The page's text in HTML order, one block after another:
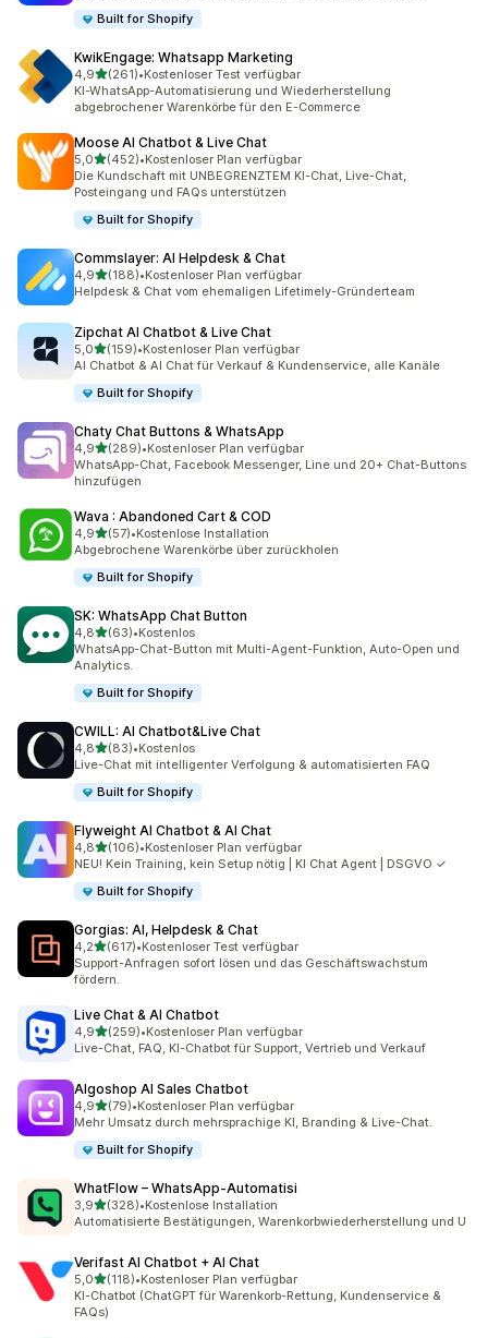
Built for Shopify
KwikEngage: Whatsapp Marketing
4,9von 5 Sternen
(261)
261 Rezensionen insgesamt
•Kostenloser Test verfügbar
KI-WhatsApp-Automatisierung und Wiederherstellung
abgebrochener Warenkörbe für den E-Commerce
Moose AI Chatbot & Live Chat
5,0von 5 Sternen
(452)
452 Rezensionen insgesamt
•Kostenloser Plan verfügbar
Die Kundschaft mit UNBEGRENZTEM KI-Chat, Live-Chat,
Posteingang und FAQs unterstützen
Built for Shopify
Commslayer: AI Helpdesk & Chat
4,9von 5 Sternen
(188)
188 Rezensionen insgesamt
•Kostenloser Plan verfügbar
Helpdesk & Chat vom ehemaligen Lifetimely-Gründerteam
Zipchat AI Chatbot & Live Chat
5,0von 5 Sternen
(159)
159 Rezensionen insgesamt
•Kostenloser Plan verfügbar
AI Chatbot & AI Chat für Verkauf & Kundenservice, alle Kanäle
Built for Shopify
Chaty Chat Buttons & WhatsApp
4,9von 5 Sternen
(289)
289 Rezensionen insgesamt
•Kostenloser Plan verfügbar
WhatsApp-Chat, Facebook Messenger, Line und 20+ Chat-Buttons
hinzufügen
Wava : Abandoned Cart & COD
4,9von 5 Sternen
(57)
57 Rezensionen insgesamt
•Kostenlose Installation
Abgebrochene Warenkörbe über zurückholen
Built for Shopify
SK: WhatsApp Chat Button
4,8von 5 Sternen
(63)
63 Rezensionen insgesamt
•Kostenlos
WhatsApp-Chat-Button mit Multi-Agent-Funktion, Auto-Open und
Analytics.
Built for Shopify
CWILL: AI Chatbot&Live Chat
4,8von 5 Sternen
(83)
83 Rezensionen insgesamt
•Kostenlos
Live-Chat mit intelligenter Verfolgung & automatisierten FAQ
Built for Shopify
Flyweight AI Chatbot & AI Chat
4,8von 5 Sternen
(106)
106 Rezensionen insgesamt
•Kostenloser Plan verfügbar
NEU! Kein Training, kein Setup nötig | KI Chat Agent | DSGVO ✓
Built for Shopify
Gorgias: AI, Helpdesk & Chat
4,2von 5 Sternen
(617)
617 Rezensionen insgesamt
•Kostenloser Test verfügbar
Support-Anfragen sofort lösen und das Geschäftswachstum
fördern.
Live Chat & AI Chatbot
4,9von 5 Sternen
(259)
259 Rezensionen insgesamt
•Kostenloser Plan verfügbar
Live-Chat, FAQ, KI-Chatbot für Support, Vertrieb und Verkauf
Algoshop AI Sales Chatbot
4,9von 5 Sternen
(79)
79 Rezensionen insgesamt
•Kostenloser Plan verfügbar
Mehr Umsatz durch mehrsprachige KI, Branding & Live-Chat.
Built for Shopify
WhatFlow – WhatsApp‑Automatisi
3,9von 5 Sternen
(328)
328 Rezensionen insgesamt
•Kostenlose Installation
Automatisierte Bestätigungen, Warenkorbwiederherstellung und U
Verifast AI Chatbot + AI Chat
5,0von 5 Sternen
(118)
118 Rezensionen insgesamt
•Kostenloser Plan verfügbar
KI-Chatbot (ChatGPT für Warenkorb-Rettung, Kundenservice &
FAQs)